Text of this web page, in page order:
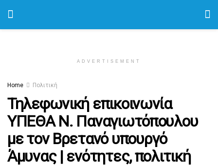
ADVERTISEMENT
Home Πολιτική
Τηλεφωνική επικοινωνία
ΥΠΕΘΑ Ν. Παναγιωτόπουλου
με τον Βρετανό υπουργό
Άμυνας | ενότητες, πολιτική